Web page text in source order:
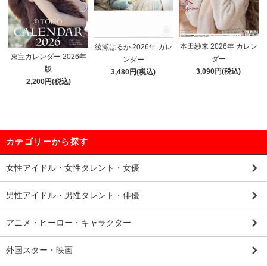
東宝カレンダー 2026年
版
2,200円(税込)
綾瀬はるか 2026年 カレ
ンダー
3,480円(税込)
本田紗来 2026年 カレン
ダー
3,090円(税込)
カテゴリーから探す
女性アイドル・女性タレント・女優
男性アイドル・男性タレント・俳優
アニメ・ヒーロー・キャラクター
外国スター・映画